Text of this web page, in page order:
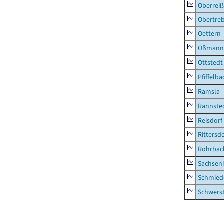
Oettern
Ottstedt
Ramsla
Reisdorf